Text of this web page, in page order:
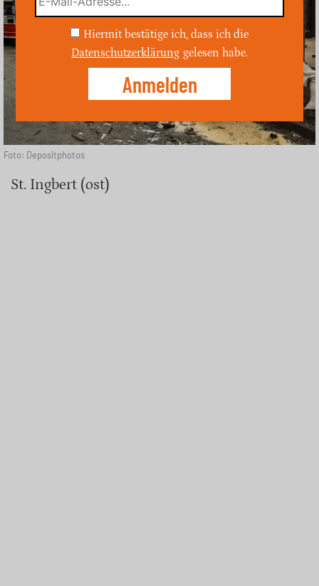
Foto: Depositphotos
St. Ingbert (ost)
Hiermit bestätige ich, dass ich die
Datenschutzerklärung gelesen habe.